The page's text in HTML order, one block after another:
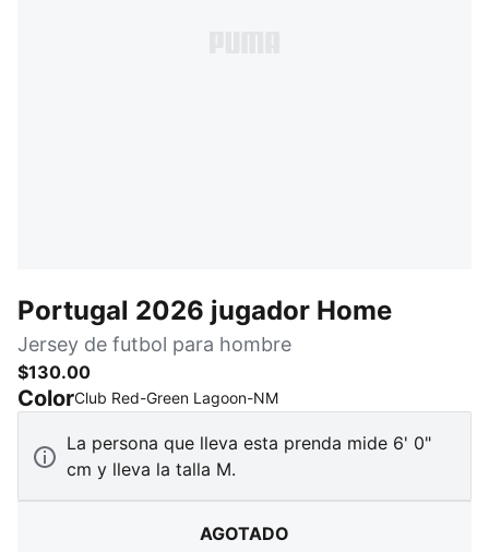
Portugal 2026 jugador Home
Jersey de futbol para hombre
$130.00
ColorClub Red-Green Lagoon-NM:
La persona que lleva esta prenda mide 6' 0"
cm y lleva la talla M.
AGOTADO